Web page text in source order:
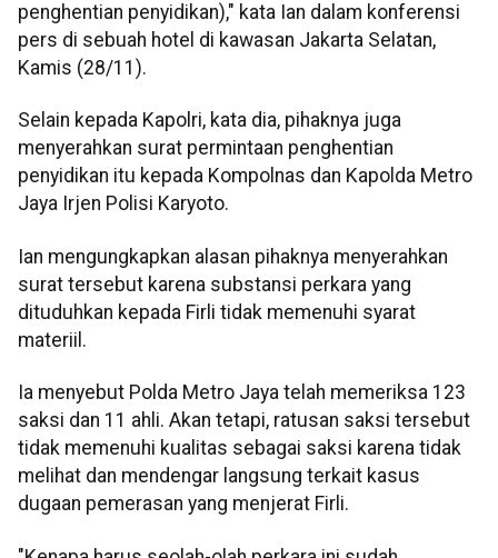
penghentian penyidikan)," kata Ian dalam konferensi
pers di sebuah hotel di kawasan Jakarta Selatan,
Kamis (28/11).
Selain kepada Kapolri, kata dia, pihaknya juga
menyerahkan surat permintaan penghentian
penyidikan itu kepada Kompolnas dan Kapolda Metro
Jaya Irjen Polisi Karyoto.
Ian mengungkapkan alasan pihaknya menyerahkan
surat tersebut karena substansi perkara yang
dituduhkan kepada Firli tidak memenuhi syarat
materiil.
Ia menyebut Polda Metro Jaya telah memeriksa 123
saksi dan 11 ahli. Akan tetapi, ratusan saksi tersebut
tidak memenuhi kualitas sebagai saksi karena tidak
melihat dan mendengar langsung terkait kasus
dugaan pemerasan yang menjerat Firli.